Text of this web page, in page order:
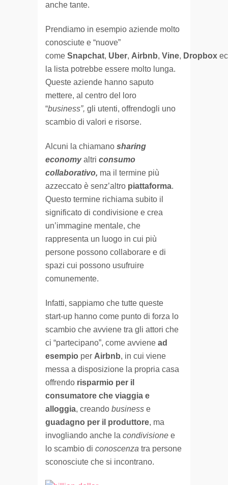
anche tante.
Prendiamo in esempio aziende molto
conosciute e “nuove”
come Snapchat, Uber, Airbnb, Vine, Dropbox
la lista potrebbe essere molto lunga.
Queste aziende hanno saputo
mettere, al centro del loro
“business”, gli utenti, offrendogli uno
scambio di valori e risorse.
Alcuni la chiamano sharing
economyaltri consumo
collaborativo, ma il termine più
azzeccato è senz’altro piattaforma.
Questo termine richiama subito il
significato di condivisione e crea
un’immagine mentale, che
rappresenta un luogo in cui più
persone possono collaborare e di
spazi cui possono usufruire
comunemente.
Infatti, sappiamo che tutte queste
start-up hanno come punto di forza lo
scambio che avviene tra gli attori che
ci “partecipano”, come avviene ad
esempio per Airbnb, in cui viene
messa a disposizione la propria casa
offrendo risparmio per il
consumatore che viaggia e
alloggia, creando business e
guadagno per il produttore, ma
invogliando anche la condivisione e
lo scambio di conoscenza tra persone
sconosciute che si incontrano.